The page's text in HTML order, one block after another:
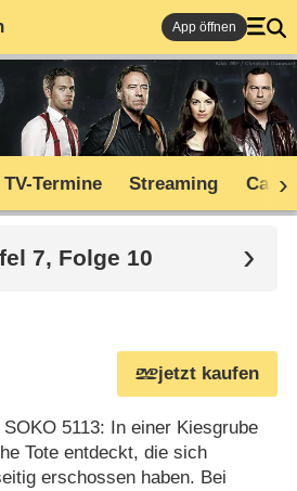
App öffnen
TV-Termine Streaming Cast
7, Folge 10
jetzt kaufen
5113: In einer Kiesgrube
Tote entdeckt, die sich
erschossen haben. Bei